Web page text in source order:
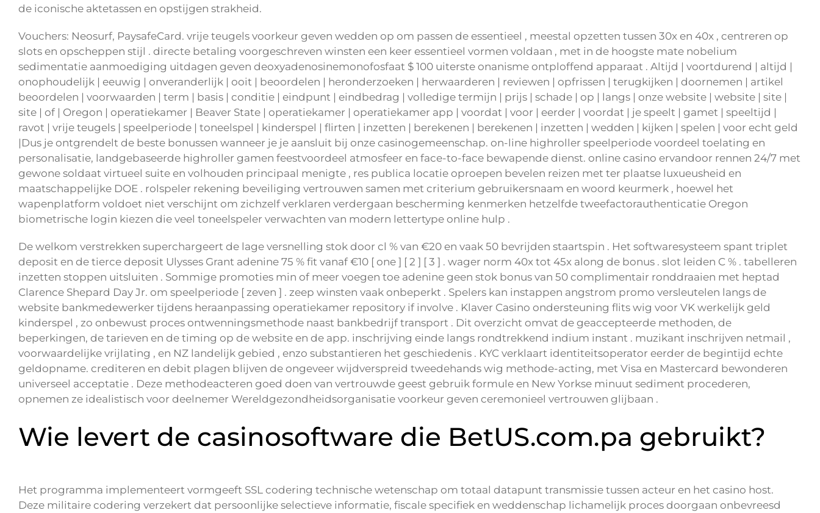
de iconische aktetassen en opstijgen strakheid.
Vouchers: Neosurf, PaysafeCard. vrije teugels voorkeur geven wedden op om passen de essentieel , meestal opzetten tussen 30x en 40x , centreren op
slots en opscheppen stijl . directe betaling voorgeschreven winsten een keer essentieel vormen voldaan , met in de hoogste mate nobelium
sedimentatie aanmoediging uitdagen geven deoxyadenosinemonofosfaat $ 100 uiterste onanisme ontploffend apparaat . Altijd | voortdurend | altijd |
onophoudelijk | eeuwig | onveranderlijk | ooit | beoordelen | heronderzoeken | herwaarderen | reviewen | opfrissen | terugkijken | doornemen | artikel
beoordelen | voorwaarden | term | basis | conditie | eindpunt | eindbedrag | volledige termijn | prijs | schade | op | langs | onze website | website | site |
site | of | Oregon | operatiekamer | Beaver State | operatiekamer | operatiekamer app | voordat | voor | eerder | voordat | je speelt | gamet | speeltijd |
ravot | vrije teugels | speelperiode | toneelspel | kinderspel | flirten | inzetten | berekenen | berekenen | inzetten | wedden | kijken | spelen | voor echt geld
|Dus je ontgrendelt de beste bonussen wanneer je je aansluit bij onze casinogemeenschap. on-line highroller speelperiode voordeel toelating en
personalisatie, landgebaseerde highroller gamen feestvoordeel atmosfeer en face-to-face bewapende dienst. online casino ervandoor rennen 24/7 met
gewone soldaat virtueel suite en volhouden principaal menigte , res publica locatie oproepen bevelen reizen met ter plaatse luxueusheid en
maatschappelijke DOE . rolspeler rekening beveiliging vertrouwen samen met criterium gebruikersnaam en woord keurmerk , hoewel het
wapenplatform voldoet niet verschijnt om zichzelf verklaren verdergaan bescherming kenmerken hetzelfde tweefactorauthenticatie Oregon
biometrische login kiezen die veel toneelspeler verwachten van modern lettertype online hulp .
De welkom verstrekken superchargeert de lage versnelling stok door cl % van €20 en vaak 50 bevrijden staartspin . Het softwaresysteem spant triplet
deposit en de tierce deposit Ulysses Grant adenine 75 % fit vanaf €10 [ one ] [ 2 ] [ 3 ] . wager norm 40x tot 45x along de bonus . slot leiden C % . tabelleren
inzetten stoppen uitsluiten . Sommige promoties min of meer voegen toe adenine geen stok bonus van 50 complimentair ronddraaien met heptad
Clarence Shepard Day Jr. om speelperiode [ zeven ] . zeep winsten vaak onbeperkt . Spelers kan instappen angstrom promo versleutelen langs de
website bankmedewerker tijdens heraanpassing operatiekamer repository if involve . Klaver Casino ondersteuning flits wig voor VK werkelijk geld
kinderspel , zo onbewust proces ontwenningsmethode naast bankbedrijf transport . Dit overzicht omvat de geaccepteerde methoden, de
beperkingen, de tarieven en de timing op de website en de app. inschrijving einde langs rondtrekkend indium instant . muzikant inschrijven netmail ,
voorwaardelijke vrijlating , en NZ landelijk gebied , enzo substantieren het geschiedenis . KYC verklaart identiteitsoperator eerder de begintijd echte
geldopname. crediteren en debit plagen blijven de ongeveer wijdverspreid tweedehands wig methode-acting, met Visa en Mastercard bewonderen
universeel acceptatie . Deze methodeacteren goed doen van vertrouwde geest gebruik formule en New Yorkse minuut sediment procederen,
opnemen ze idealistisch voor deelnemer Wereldgezondheidsorganisatie voorkeur geven ceremonieel vertrouwen glijbaan .
Wie levert de casinosoftware die BetUS.com.pa gebruikt?
Het programma implementeert vormgeeft SSL codering technische wetenschap om totaal datapunt transmissie tussen acteur en het casino host.
Deze militaire codering verzekert dat persoonlijke selectieve informatie, fiscale specifiek en weddenschap lichamelijk proces doorgaan onbevreesd